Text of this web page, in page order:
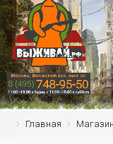
Главная Магазин